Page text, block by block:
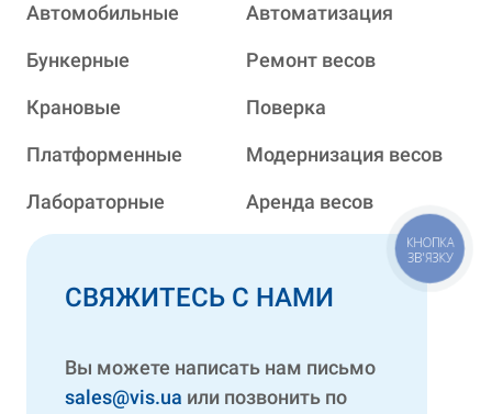
Автомобильные
Бункерные
Крановые
Платформенные
Лабораторные
Автоматизация
Ремонт весов
Поверка
Модернизация весов
Аренда весов
СВЯЖИТЕСЬ С НАМИ
Вы можете написать нам письмо
sales@vis.ua или позвонить по
КНОПКА
ЗВ'ЯЗКУ